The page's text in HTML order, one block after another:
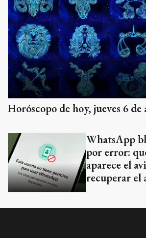
Horóscopo de hoy, jueves 6 de
WhatsApp
por error:
aparece el
recuperar el